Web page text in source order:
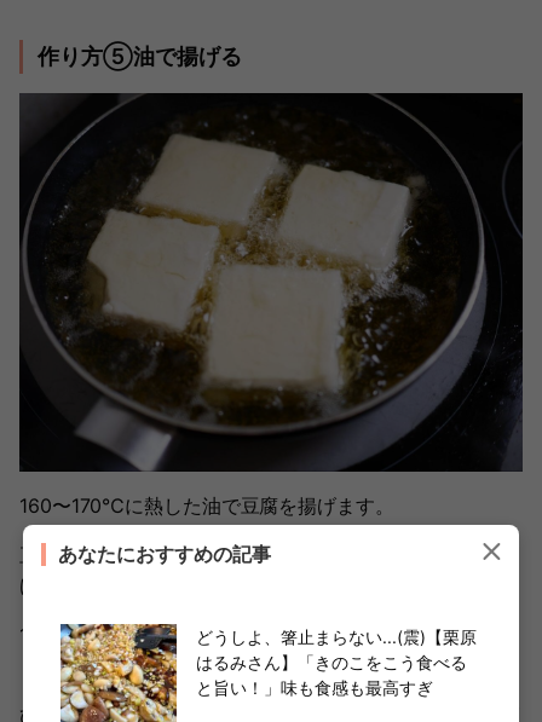
作り方⑤油で揚げる
160〜170℃に熱した油で豆腐を揚げます。
豆腐同士がくっつくと衣が剥がれてしまうため、できるだ
け離して入れてくださいね。
1分半経ったらひっくり返してさらに1分半揚げ、表面がカ
リッとしてきたら取り出して網にのせ、油を切ります。
ひっくり返すときも崩れやすいので、菜箸ではなくトング
あなたにおすすめの記事
どうしよ、箸止まらない...(震)【栗原
はるみさん】「きのこをこう食べる
と旨い！」味も食感も最高すぎ